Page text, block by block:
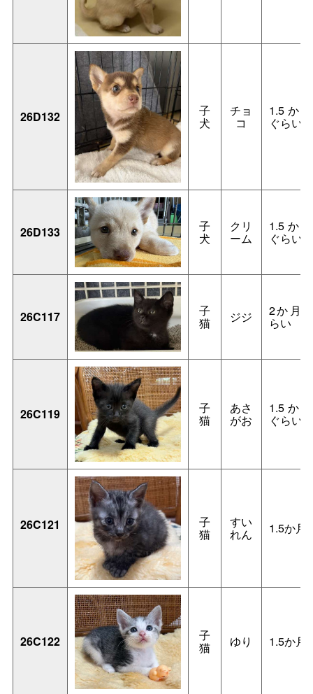
26D132 子
犬
チョ
コ
1.5か月
ぐらい
26D133 子
犬
クリ
ーム
1.5か月
ぐらい
26C117 子
猫 ジジ 2か月ぐ
らい
26C119 子
猫
あさ
がお
1.5か月
ぐらい
26C121 子
猫
すい
れん 1.5か月
26C122 子
猫 ゆり 1.5か月